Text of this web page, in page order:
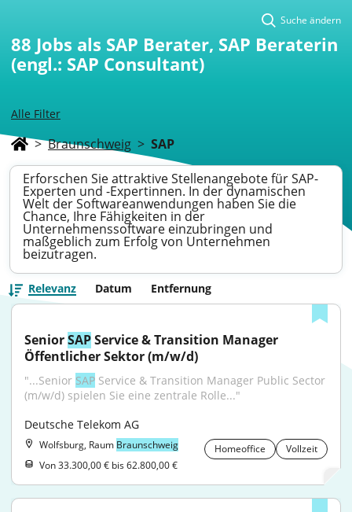
Alle Filter
Suche ändern
88 Jobs als SAP Berater, SAP Beraterin
(engl.: SAP Consultant)
> Braunschweig > SAP
Erforschen Sie attraktive Stellenangebote für SAP-
Experten und -Expertinnen. In der dynamischen
Welt der Softwareanwendungen haben Sie die
Chance, Ihre Fähigkeiten in der
Unternehmenssoftware einzubringen und
maßgeblich zum Erfolg von Unternehmen
beizutragen.
Relevanz Datum Entfernung
Senior SAP Service & Transition Manager
Öffentlicher Sektor (m/w/d)
"...Senior SAP Service & Transition Manager Public Sector
(m/w/d) spielen Sie eine zentrale Rolle..."
Deutsche Telekom AG
Wolfsburg, Raum Braunschweig Homeoffice
Vollzeit
Von 33.300,00 € bis 62.800,00 €